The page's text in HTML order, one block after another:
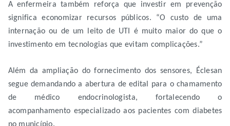
A enfermeira também reforça que investir em prevenção
significa economizar recursos públicos. “O custo de uma
internação ou de um leito de UTI é muito maior do que o
investimento em tecnologias que evitam complicações.”
Além da ampliação do fornecimento dos sensores, Éclesan
segue demandando a abertura de edital para o chamamento
de médico endocrinologista, fortalecendo o
acompanhamento especializado aos pacientes com diabetes